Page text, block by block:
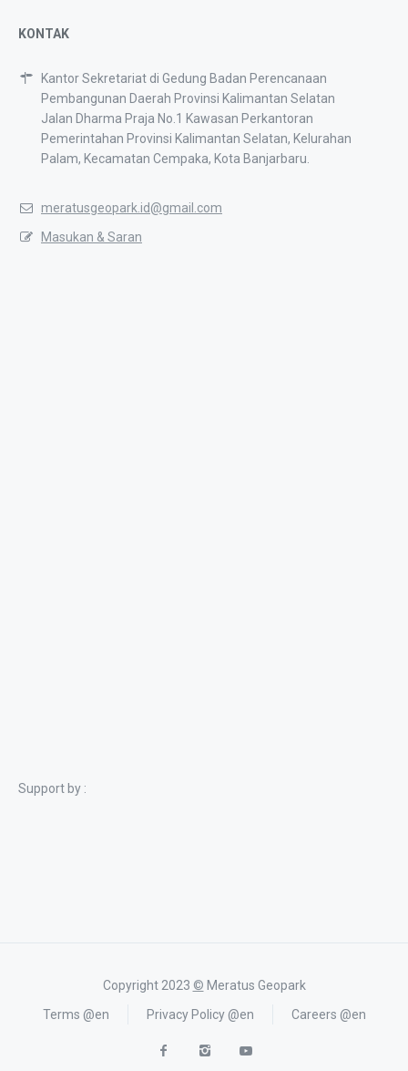
KONTAK
Kantor Sekretariat di Gedung Badan Perencanaan
Pembangunan Daerah Provinsi Kalimantan Selatan
Jalan Dharma Praja No.1 Kawasan Perkantoran
Pemerintahan Provinsi Kalimantan Selatan, Kelurahan
Palam, Kecamatan Cempaka, Kota Banjarbaru.
meratusgeopark.id@gmail.com
Masukan & Saran
Support by :
Copyright 2023 © Meratus Geopark
Terms @en
Privacy Policy @en Careers @en